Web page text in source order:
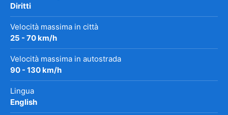
Diritti
Velocità massima in città
25 - 70 km/h
Velocità massima in autostrada
90 - 130 km/h
Lingua
English